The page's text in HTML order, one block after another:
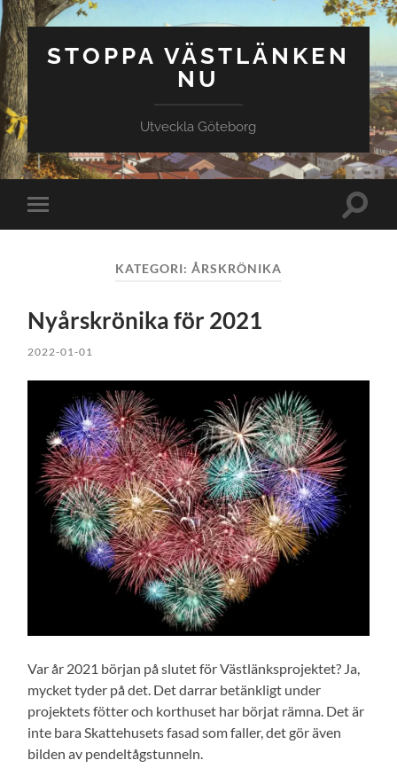
STOPPA VÄSTLÄNKEN
NU
Utveckla Göteborg
Slå
på/av
Slå
KATEGORI: ÅRSKRÖNIKA
Nyårskrönika för 2021
2022-01-01
Var år 2021 början på slutet för Västlänksprojektet? Ja,
mycket tyder på det. Det darrar betänkligt under
projektets fötter och korthuset har börjat rämna. Det är
inte bara Skattehusets fasad som faller, det gör även
bilden av pendeltågstunneln.